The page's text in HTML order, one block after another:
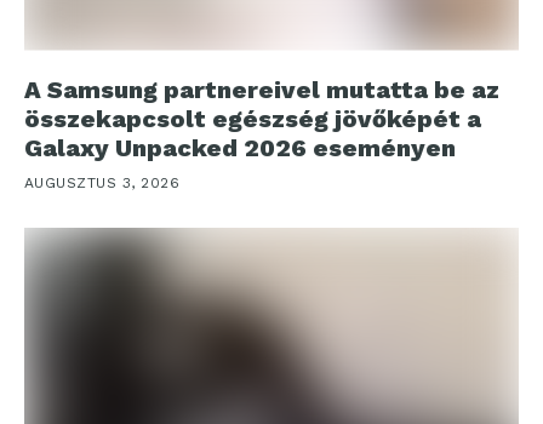
A Samsung partnereivel mutatta be az
összekapcsolt egészség jövőképét a
Galaxy Unpacked 2026 eseményen
AUGUSZTUS 3, 2026